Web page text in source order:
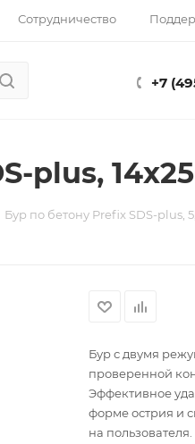
Сотрудничество
+7
plus,
Бур по бетону Prefix SDS-plus,
Бур с двумя
проверенной
Эффективное
форме острия и
на